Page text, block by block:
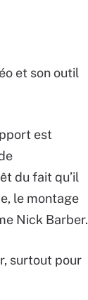
et son outil
est
du fait qu’il
le montage
Nick Barber.
surtout pour